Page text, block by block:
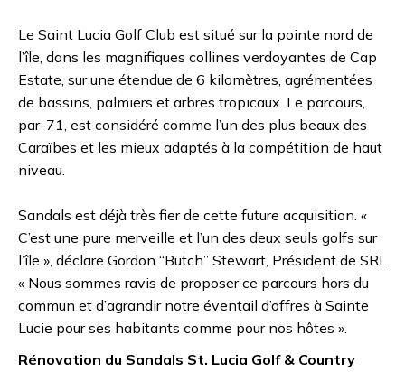
Le Saint Lucia Golf Club est situé sur la pointe nord de
l’île, dans les magnifiques collines verdoyantes de Cap
Estate, sur une étendue de 6 kilomètres, agrémentées
de bassins, palmiers et arbres tropicaux. Le parcours,
par-71, est considéré comme l’un des plus beaux des
Caraïbes et les mieux adaptés à la compétition de haut
niveau.
Sandals est déjà très fier de cette future acquisition. «
C’est une pure merveille et l’un des deux seuls golfs sur
l’île », déclare Gordon “Butch” Stewart, Président de SRI.
« Nous sommes ravis de proposer ce parcours hors du
commun et d’agrandir notre éventail d’offres à Sainte
Lucie pour ses habitants comme pour nos hôtes ».
Rénovation du Sandals St. Lucia Golf & Country